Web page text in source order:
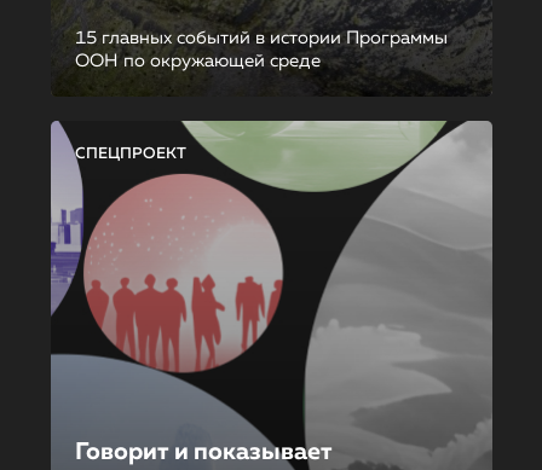
15 главных событий в истории Программы
ООН по окружающей среде
СПЕЦПРОЕКТ
Говорит и показывает